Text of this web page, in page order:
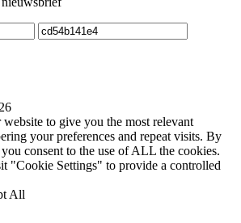
to give you the most relevant
your preferences and repeat visits. By
consent to the use of ALL the cookies.
"Cookie Settings" to provide a controlled
All